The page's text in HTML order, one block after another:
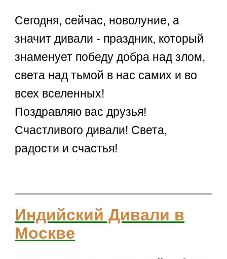
Сегодня, сейчас, новолуние, а
значит дивали - праздник, который
знаменует победу добра над злом,
света над тьмой в нас самих и во
всех вселенных!
Поздравляю вас друзья!
Cчастливого дивали! Света,
радости и счастья!
Индийский Дивали в
Москве